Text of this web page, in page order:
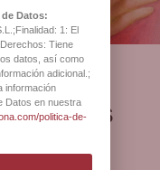
Datos:
1: El
Tiene
datos, así como
adicional.;
información
Datos en nuestra
politica-de-